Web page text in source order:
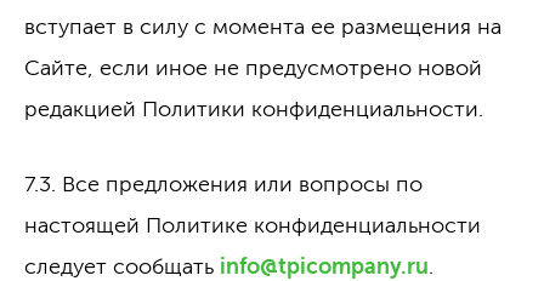
вступает в силу с момента ее размещения на
Сайте, если иное не предусмотрено новой
редакцией Политики конфиденциальности.
7.3. Все предложения или вопросы по
настоящей Политике конфиденциальности
следует сообщать info@tpicompany.ru.